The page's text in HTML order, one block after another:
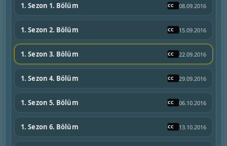
1. Sezon 1. Bölüm 08.09.2016
1. Sezon 2. Bölüm 15.09.2016
1. Sezon 3. Bölüm 22.09.2016
1. Sezon 4. Bölüm 29.09.2016
1. Sezon 5. Bölüm 06.10.2016
1. Sezon 6. Bölüm 13.10.2016